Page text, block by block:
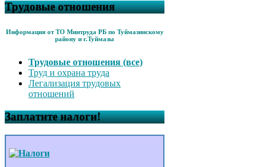
Трудовые отношения
Информация от ТО Минтруда РБ по Туймазинскому
району и г.Туймазы
Трудовые отношения (все)
Труд и охрана труда
Легализация трудовых
отношений
Заплатите налоги!